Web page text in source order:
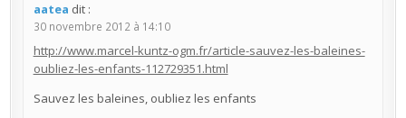
aatea dit :
30 novembre 2012 à 14:10
http://www.marcel-kuntz-ogm.fr/article-sauvez-les-baleines-
oubliez-les-enfants-112729351.html
Sauvez les baleines, oubliez les enfants